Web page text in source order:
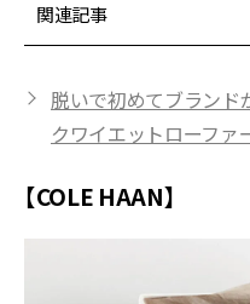
関連記事
脱いで初めてブランド
クワイエットローファ
【COLE HAAN】